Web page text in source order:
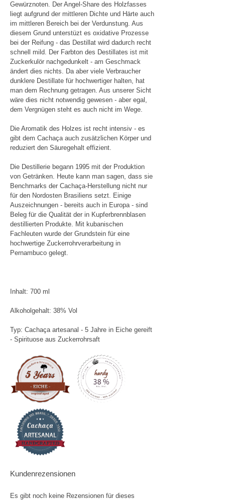
Gewürznoten. Der Angel-Share des Holzfasses
liegt aufgrund der mittleren Dichte und Härte auch
im mittleren Bereich bei der Verdunstung. Aus
diesem Grund unterstüzt es oxidative Prozesse
bei der Reifung - das Destillat wird dadurch recht
schnell mild. Der Farbton des Destillates ist mit
Zuckerkulör nachgedunkelt - am Geschmack
ändert dies nichts. Da aber viele Verbraucher
dunklere Destillate für hochwertiger halten, hat
man dem Rechnung getragen. Aus unserer Sicht
wäre dies nicht notwendig gewesen - aber egal,
dem Vergnügen steht es auch nicht im Wege.
Die Aromatik des Holzes ist recht intensiv - es
gibt dem Cachaça auch zusätzlichen Körper und
reduziert den Säuregehalt effizient.
Die Destillerie begann 1995 mit der Produktion
von Getränken. Heute kann man sagen, dass sie
Benchmarks der Cachaça-Herstellung nicht nur
für den Nordosten Brasiliens setzt. Einige
Auszeichnungen - bereits auch in Europa - sind
Beleg für die Qualität der in Kupferbrennblasen
destillierten Produkte. Mit kubanischen
Fachleuten wurde der Grundstein für eine
hochwertige Zuckerrohrverarbeitung in
Pernambuco gelegt.
Inhalt: 700 ml
Alkoholgehalt: 38% Vol
Typ: Cachaça artesanal - 5 Jahre in Eiche gereift
- Spirituose aus Zuckerrohrsaft
Kundenrezensionen
Es gibt noch keine Rezensionen für dieses